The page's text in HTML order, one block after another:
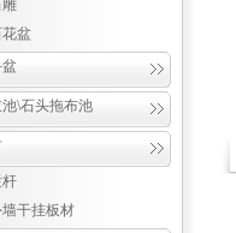
盆
\石头拖布池
干挂板材